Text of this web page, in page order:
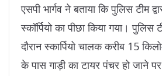
एसपी भार्गव ने बताया कि पुलिस टीम
स्कॉर्पियो का पीछा किया गया।
दौरान स्कार्पियो चालक करीब 15
के पास गाड़ी का टायर पंचर हो जाने